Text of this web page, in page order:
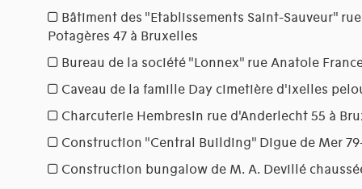
Bâtiment des "Etablissements Saint-Sauveur"
Potagères 47 à Bruxelles
Bureau de la société "Lonnex" rue Anatole
Caveau de la famille Day cimetière d'Ixelles
Charcuterie Hembresin rue d'Anderlecht 55 à
Construction "Central Building" Digue de Mer
Construction bungalow de M. A. Devillé